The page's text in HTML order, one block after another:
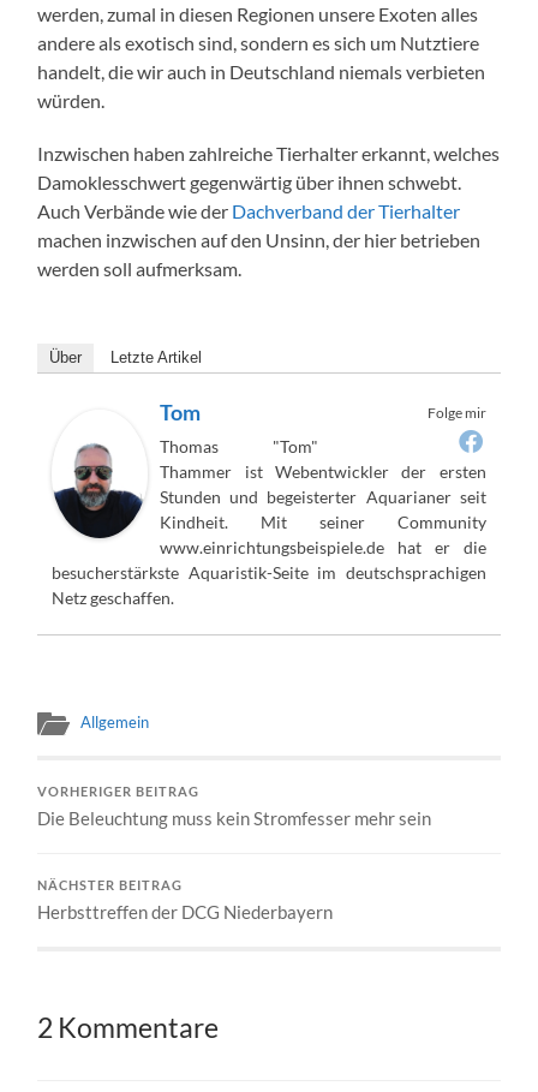
werden, zumal in diesen Regionen unsere Exoten alles
andere als exotisch sind, sondern es sich um Nutztiere
handelt, die wir auch in Deutschland niemals verbieten
würden.
Inzwischen haben zahlreiche Tierhalter erkannt, welches
Damoklesschwert gegenwärtig über ihnen schwebt.
Auch Verbände wie der Dachverband der Tierhalter
machen inzwischen auf den Unsinn, der hier betrieben
werden soll aufmerksam.
Über Letzte Artikel
Folge mir
Tom
Thomas "Tom"
Thammer ist Webentwickler der ersten
Stunden und begeisterter Aquarianer seit
Kindheit. Mit seiner Community
www.einrichtungsbeispiele.de hat er die
besucherstärkste Aquaristik-Seite im deutschsprachigen
Netz geschaffen.
Allgemein
VORHERIGER BEITRAG
Die Beleuchtung muss kein Stromfesser mehr sein
NÄCHSTER BEITRAG
Herbsttreffen der DCG Niederbayern
2 Kommentare